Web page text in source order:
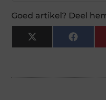
Goed artikel? Deel
X
(Twitter)